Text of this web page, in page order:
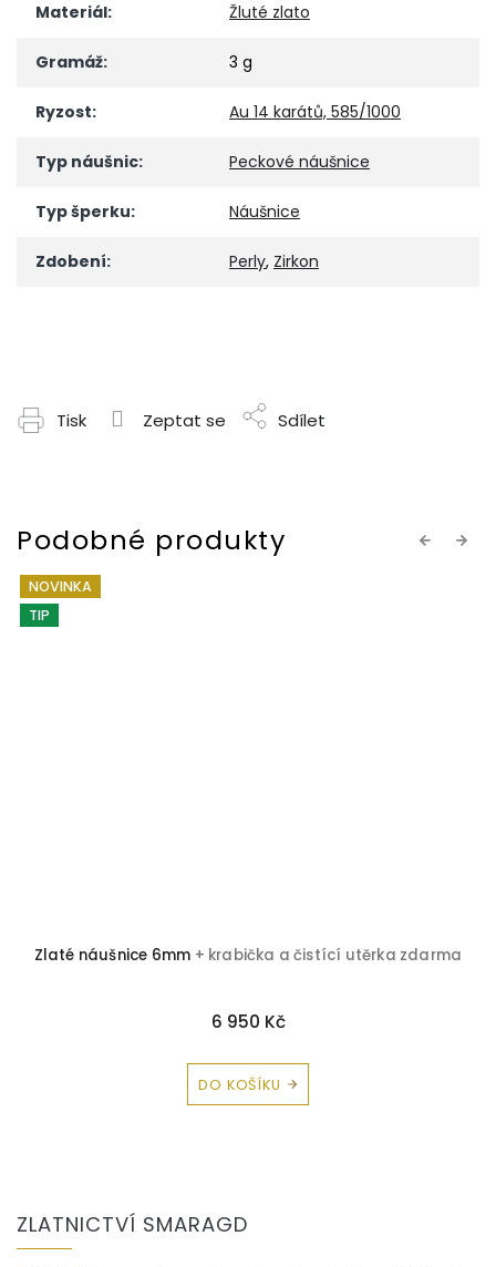
Materiál: Žluté zlato
Gramáž: 3 g
Ryzost: Au 14 karátů, 585/1000
Typ náušnic: Peckové náušnice
Typ šperku: Náušnice
Zdobení: Perly, Zirkon
Tisk Zeptat se Sdílet
Previous
NOVINKA
TIP
Zlaté náušnice 6mm + krabička a čistící utěrka zdarma
6 950 Kč
DO KOŠÍKU
Next
ZLATNICTVÍ SMARAGD